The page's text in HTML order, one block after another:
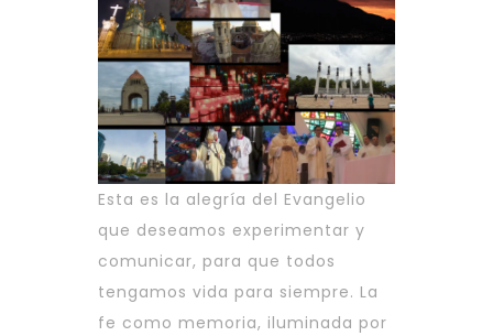
Esta es la alegría del Evangelio
que deseamos experimentar y
comunicar, para que todos
tengamos vida para siempre. La
fe como memoria, iluminada por